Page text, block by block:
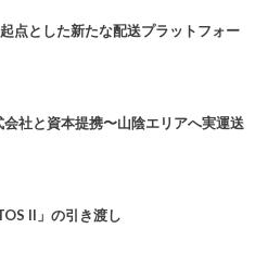
点とした新たな配送プラットフォー
社と資本提携〜山陰エリアへ実運送
II」の引き渡し